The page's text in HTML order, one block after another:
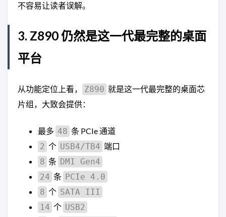
不容易让读者误解。
3. Z890 仍然是这一代最完整的桌面
平台
从功能定位上看， Z890 就是这一代最完整的桌面芯
片组，大致会提供：
最多 48 条 PCIe 通道
2 个 USB4/TB4 端口
8 条 DMI Gen4
24 条 PCIe 4.0
8 个 SATA III
14 个 USB2